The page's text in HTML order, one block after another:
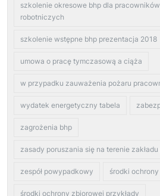
szkolenie okresowe bhp dla
robotniczych
szkolenie wstępne bhp prezentacja 2018
umowa o pracę tymczasową a ciąża
w przypadku zauważenia pożaru
wydatek energetyczny tabela
zagrożenia bhp
zasady poruszania się na terenie zakładu
zespół powypadkowy środki
środki ochrony zbiorowej przykłady